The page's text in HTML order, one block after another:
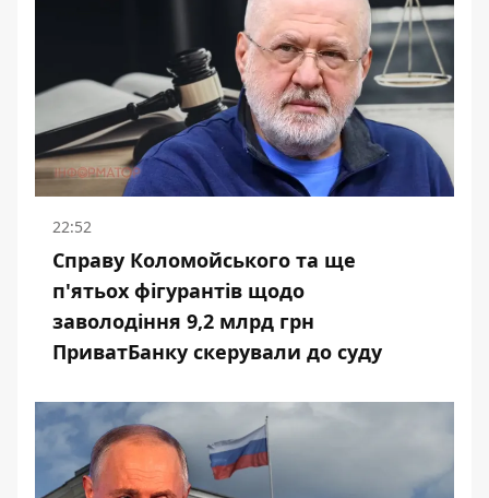
22:52
Справу Коломойського та ще
п'ятьох фігурантів щодо
заволодіння 9,2 млрд грн
ПриватБанку скерували до суду